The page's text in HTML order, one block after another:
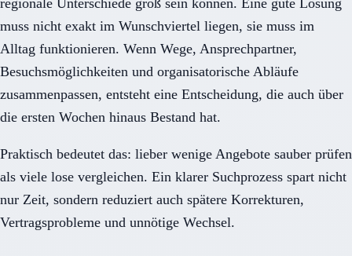
regionale Unterschiede groß sein können. Eine gute Lösung
muss nicht exakt im Wunschviertel liegen, sie muss im
Alltag funktionieren. Wenn Wege, Ansprechpartner,
Besuchsmöglichkeiten und organisatorische Abläufe
zusammenpassen, entsteht eine Entscheidung, die auch über
die ersten Wochen hinaus Bestand hat.
Praktisch bedeutet das: lieber wenige Angebote sauber prüfen
als viele lose vergleichen. Ein klarer Suchprozess spart nicht
nur Zeit, sondern reduziert auch spätere Korrekturen,
Vertragsprobleme und unnötige Wechsel.